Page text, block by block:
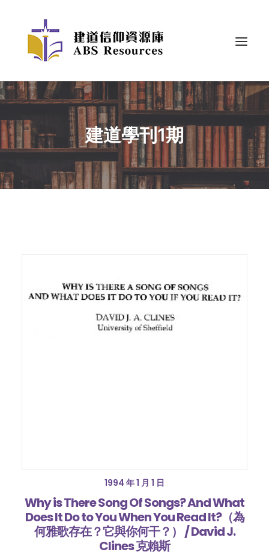
建道學刊1期
1994 年 1 月 1 日
Why is There Song Of Songs? And What
Does It Do to You When You Read It?（為
何雅歌存在？它與你何干？） / David J.
Clines 克賴斯